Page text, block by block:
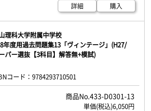
詳細
購入
理科大学附属中学校
年度用過去問題集13「ヴィンテージ」(H27/
パー選抜【3科目】解答無+模試)
コード：9784293710501
433-D0301-13
6,050円